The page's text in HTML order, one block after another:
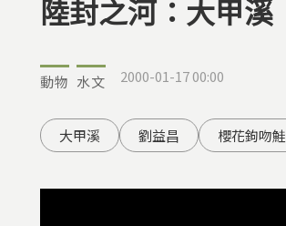
您在這裡
陸封之河：大甲溪
動物 水文 2000-01-17 00:00
大甲溪 劉益昌 櫻花鉤吻鮭